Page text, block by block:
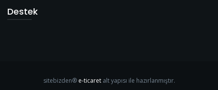
Destek
sitebizden® e-ticaretalt yapısı ile hazırlanmıştır.